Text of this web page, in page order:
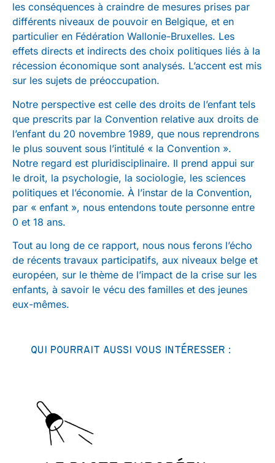
les conséquences à craindre de mesures prises par
différents niveaux de pouvoir en Belgique, et en
particulier en Fédération Wallonie-Bruxelles. Les
effets directs et indirects des choix politiques liés à la
récession économique sont analysés. L’accent est mis
sur les sujets de préoccupation.
Notre perspective est celle des droits de l’enfant tels
que prescrits par la Convention relative aux droits de
l’enfant du 20 novembre 1989, que nous reprendrons
le plus souvent sous l’intitulé « la Convention ».
Notre regard est pluridisciplinaire. Il prend appui sur
le droit, la psychologie, la sociologie, les sciences
politiques et l’économie. À l’instar de la Convention,
par « enfant », nous entendons toute personne entre
0 et 18 ans.
Tout au long de ce rapport, nous nous ferons l’écho
de récents travaux participatifs, aux niveaux belge et
européen, sur le thème de l’impact de la crise sur les
enfants, à savoir le vécu des familles et des jeunes
eux-mêmes.
QUI POURRAIT AUSSI VOUS INTÉRESSER :